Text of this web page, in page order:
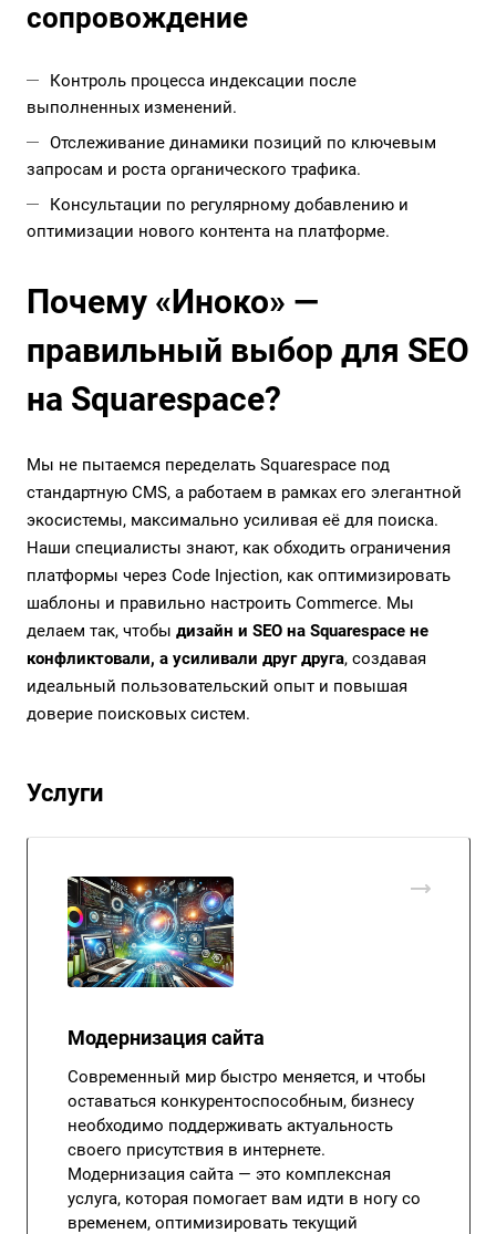
сопровождение
Контроль процесса индексации после
выполненных изменений.
Отслеживание динамики позиций по ключевым
запросам и роста органического трафика.
Консультации по регулярному добавлению и
оптимизации нового контента на платформе.
Почему «Иноко» —
правильный выбор для SEO
на Squarespace?
Мы не пытаемся переделать Squarespace под
стандартную CMS, а работаем в рамках его элегантной
экосистемы, максимально усиливая её для поиска.
Наши специалисты знают, как обходить ограничения
платформы через Code Injection, как оптимизировать
шаблоны и правильно настроить Commerce. Мы
делаем так, чтобы дизайн и SEO на Squarespace не
конфликтовали, а усиливали друг друга, создавая
идеальный пользовательский опыт и повышая
доверие поисковых систем.
Услуги
Модернизация сайта
Современный мир быстро меняется, и чтобы
оставаться конкурентоспособным, бизнесу
необходимо поддерживать актуальность
своего присутствия в интернете.
Модернизация сайта — это комплексная
услуга, которая помогает вам идти в ногу со
временем, оптимизировать текущий